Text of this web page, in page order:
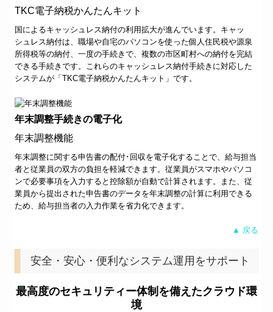
TKC電子納税かんたんキット
国によるキャッシュレス納付の利用拡大が進んでいます。キャッ
シュレス納付は、職場や自宅のパソコンを使った個人住民税や源泉
所得税等の納付、一度の手続きで、複数の市区町村への納付を完結
できる手続きです。これらのキャッシュレス納付手続きに対応した
システムが「TKC電子納税かんたんキット」です。
年末調整手続きの電子化
年末調整機能
年末調整に関する申告書の配付･回収を電子化することで、給与担当
者と従業員の双方の負担を軽減できます。従業員がスマホやパソコ
ンで必要事項を入力すると控除額が自動で計算されます。また、従
業員から提出された申告書のデータを年末調整の計算に利用できる
ため、給与担当者の入力作業を省力化できます。
▲ 戻る
安全・安心・便利なシステム運用をサポート
最高度のセキュリティー体制を備えたクラウド環
境